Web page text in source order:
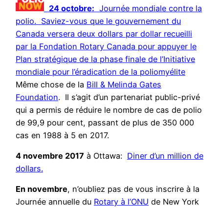
24 octobre: Journée mondiale contre la
polio. Saviez-vous que le gouvernement du
Canada versera deux dollars par dollar recueilli
par la Fondation Rotary Canada pour appuyer le
Plan stratégique de la phase finale de l’Initiative
mondiale pour l’éradication de la poliomyélite
Même chose de la Bill & Melinda Gates
Foundation. Il s’agit d’un partenariat public-privé
qui a permis de réduire le nombre de cas de polio
de 99,9 pour cent, passant de plus de 350 000
cas en 1988 à 5 en 2017.
4 novembre 2017 à Ottawa: Diner d’un million de
dollars.
En novembre, n’oubliez pas de vous inscrire à la
Journée annuelle du Rotary à l’ONU de New York